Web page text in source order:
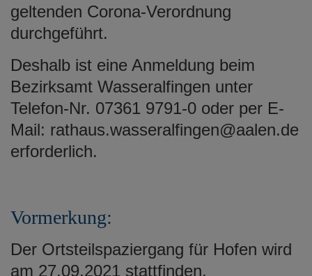
geltenden Corona-Verordnung
durchgeführt.
Deshalb ist eine Anmeldung beim
Bezirksamt Wasseralfingen unter
Telefon-Nr. 07361 9791-0 oder per E-
Mail: rathaus.wasseralfingen@aalen.de
erforderlich.
Vormerkung:
Der Ortsteilspaziergang für Hofen wird
am 27.09.2021 stattfinden.